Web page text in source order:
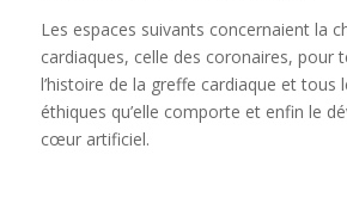
Les espaces suivants concernaient la
cardiaques, celle des coronaires, pour
l’histoire de la greffe cardiaque et tous
éthiques qu’elle comporte et enfin le
cœur artificiel.